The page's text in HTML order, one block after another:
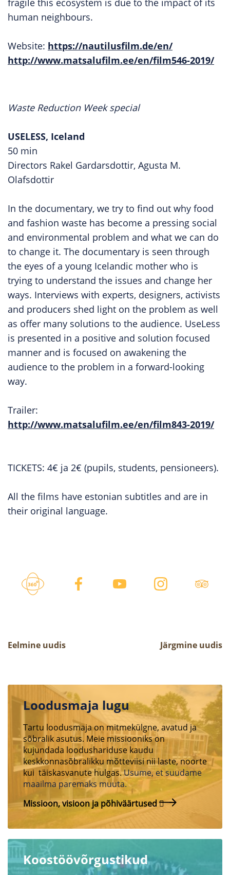
fragile this ecosystem is due to the impact of its
human neighbours.
Website: https://nautilusfilm.de/en/
http://www.matsalufilm.ee/en/film546-2019/
Waste Reduction Week special
USELESS, Iceland
50 min
Directors Rakel Gardarsdottir, Agusta M.
Olafsdottir
In the documentary, we try to find out why food
and fashion waste has become a pressing social
and environmental problem and what we can do
to change it. The documentary is seen through
the eyes of a young Icelandic mother who is
trying to understand the issues and change her
ways. Interviews with experts, designers, activists
and producers shed light on the problem as well
as offer many solutions to the audience. UseLess
is presented in a positive and solution focused
manner and is focused on awakening the
audience to the problem in a forward-looking
way.
Trailer:
http://www.matsalufilm.ee/en/film843-2019/
TICKETS: 4€ ja 2€ (pupils, students, pensioneers).
All the films have estonian subtitles and are in
their original language.
Eelmine uudis Järgmine uudis
Loodusmaja lugu
Tartu loodusmaja on mitmekülgne, avatud ja
sõbralik asutus. Meie missiooniks on
kujundada loodushariduse kaudu
keskkonnasõbralikku mõtteviisi nii laste, noorte
kui täiskasvanute hulgas.Usume, et suudame
maailma paremaks muuta.
Missioon, visioon ja põhiväärtused
Koostöövõrgustikud